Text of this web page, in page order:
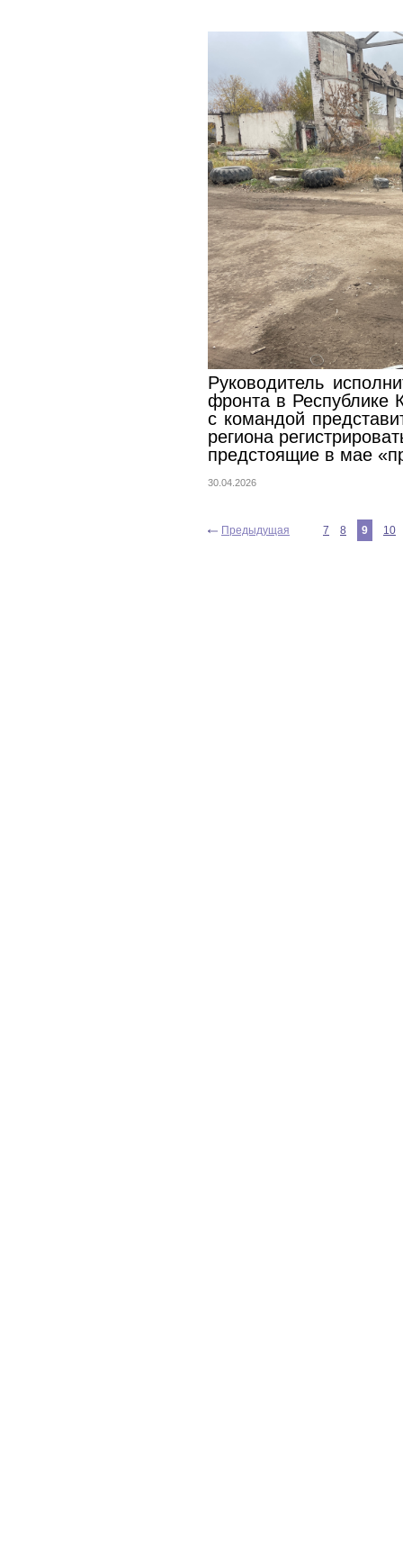
Руководитель
фронта в
с командой
региона
предстоящие в мае
30.04.2026
Предыдущая 7 8 9 10